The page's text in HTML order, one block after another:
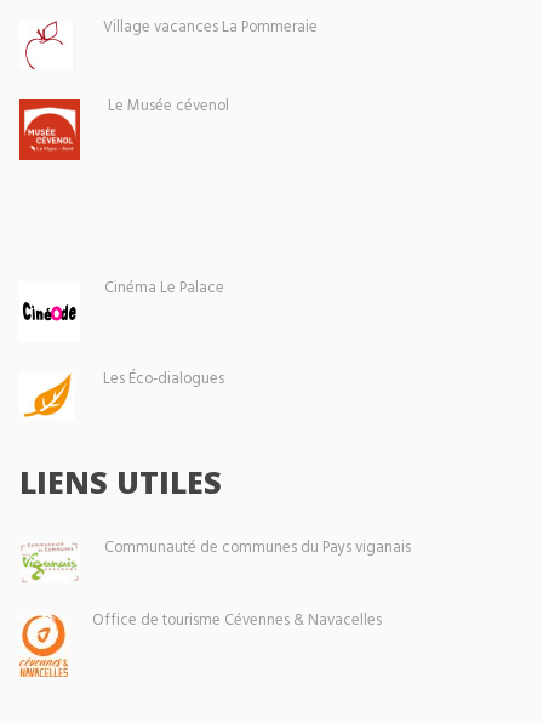
Village vacances La Pommeraie
Le Musée cévenol
Cinéma Le Palace
Les Éco-dialogues
LIENS UTILES
Communauté de communes du Pays viganais
Office de tourisme Cévennes & Navacelles